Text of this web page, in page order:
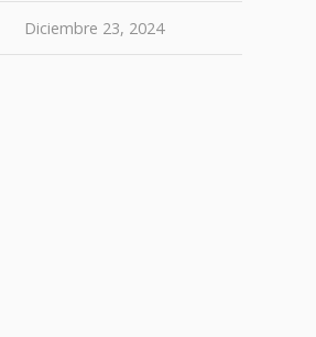
Diciembre 23, 2024